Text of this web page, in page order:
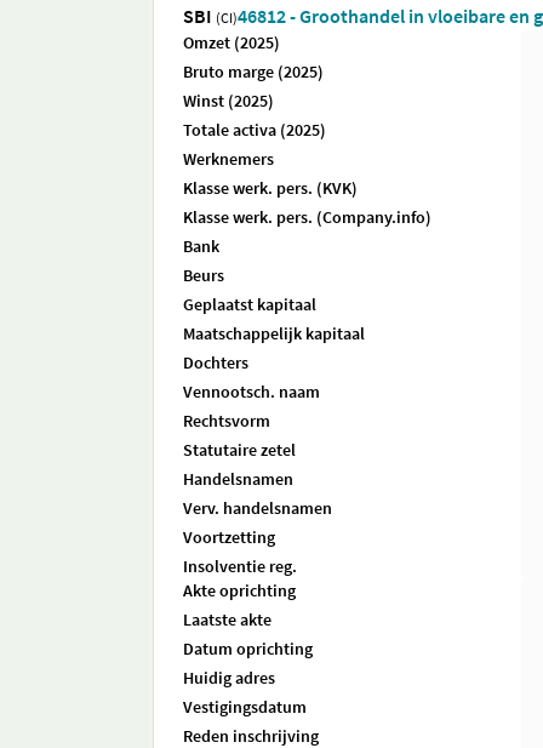
SBI (CI)46812 - Groothandel in vloeibare en
Omzet (2025)
Bruto marge (2025)
Winst (2025)
Totale activa (2025)
Werknemers
Klasse werk. pers. (KVK)
Klasse werk. pers. (Company.info)
Bank
Beurs
Geplaatst kapitaal
Maatschappelijk kapitaal
Dochters
Vennootsch. naam
Rechtsvorm
Statutaire zetel
Handelsnamen
Verv. handelsnamen
Voortzetting
Insolventie reg.
Akte oprichting
Laatste akte
Datum oprichting
Huidig adres
Vestigingsdatum
Reden inschrijving